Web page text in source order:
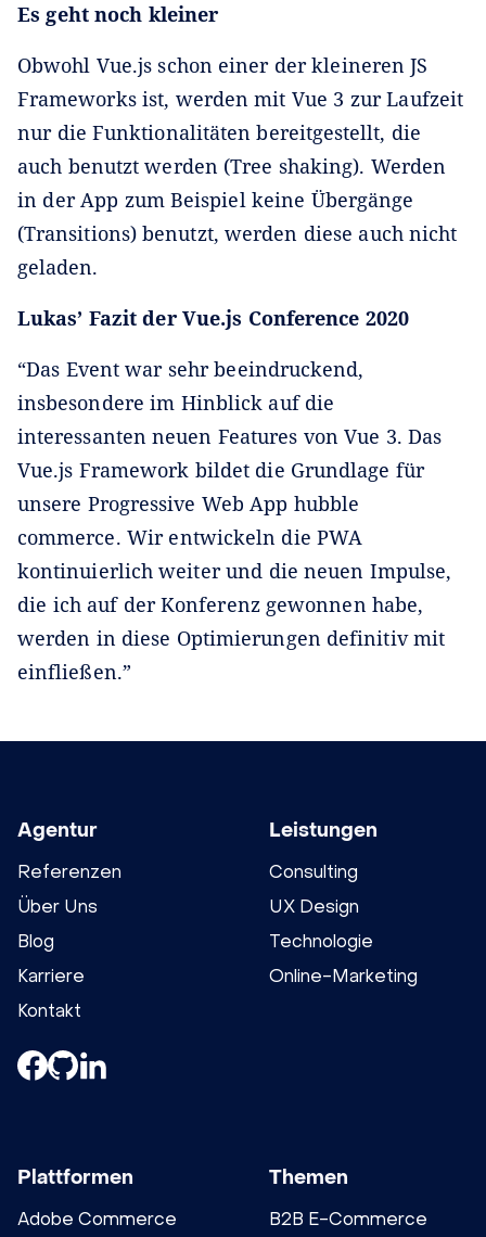
Es geht noch kleiner
Obwohl Vue.js schon einer der kleineren JS
Frameworks ist, werden mit Vue 3 zur Laufzeit
nur die Funktionalitäten bereitgestellt, die
auch benutzt werden (Tree shaking). Werden
in der App zum Beispiel keine Übergänge
(Transitions) benutzt, werden diese auch nicht
geladen.
Lukas’ Fazit der Vue.js Conference 2020
“Das Event war sehr beeindruckend,
insbesondere im Hinblick auf die
interessanten neuen Features von Vue 3. Das
Vue.js Framework bildet die Grundlage für
unsere Progressive Web App hubble
commerce. Wir entwickeln die PWA
kontinuierlich weiter und die neuen Impulse,
die ich auf der Konferenz gewonnen habe,
werden in diese Optimierungen definitiv mit
einfließen.”
Agentur
Referenzen
Über Uns
Blog
Karriere
Kontakt
Leistungen
Consulting
UX Design
Technologie
Online-Marketing
Plattformen
Adobe Commerce
Themen
B2B E-Commerce